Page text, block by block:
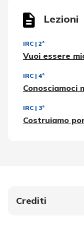
Lezioni
IRC | 2ª
Vuoi essere
IRC | 4ª
Conosciamoci
IRC | 3ª
Costruiamo
Crediti